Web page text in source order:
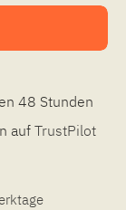
48 Stunden
auf TrustPilot